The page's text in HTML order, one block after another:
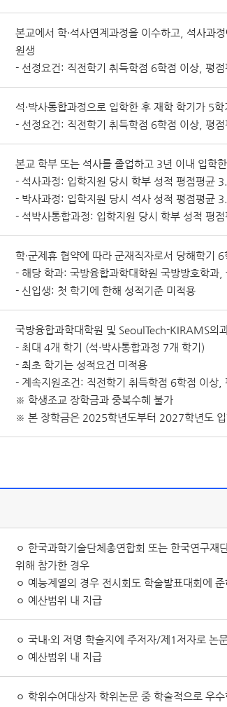
본교에서 학·석사연계과정을 이수하고, 석사과
원생
- 선정요건: 직전학기 취득학점 6학점 이상, 평
석·박사통합과정으로 입학한 후 재학 학기가 5
- 선정요건: 직전학기 취득학점 6학점 이상, 평
본교 학부 또는 석사를 졸업하고 3년 이내 입학
- 석사과정: 입학지원 당시 학부 성적 평점평균
- 박사과정: 입학지원 당시 석사 성적 평점평균
- 석박사통합과정: 입학지원 당시 학부 성적 평
학·군제휴 협약에 따라 군재직자로서 당해학기
- 해당 학과: 국방융합과학대학원 국방방호학과
- 신입생: 첫 학기에 한해 성적기준 미적용
국방융합과학대학원 및 SeoulTech-KIRAMS의
- 최대 4개 학기 (석·박사통합과정 7개 학기)
- 최초 학기는 성적요건 미적용
- 계속지원조건: 직전학기 취득학점 6학점 이상
※ 학생조교 장학금과 중복수혜 불가
※ 본 장학금은 2025학년도부터 2027학년도
ㅇ 한국과학기술단체총연합회 또는 한국연구재
위해 참가한 경우
ㅇ 예능계열의 경우 전시회도 학술발표대회에
ㅇ 예산범위 내 지급
ㅇ 국내·외 저명 학술지에 주저자/제1저자로 논
ㅇ 예산범위 내 지급
ㅇ 학위수여대상자 학위논문 중 학술적으로 우